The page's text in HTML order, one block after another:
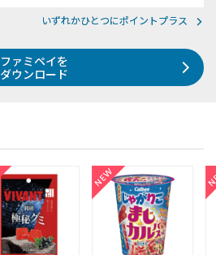
いずれかひとつにポイントプラス
ファミペイを
ダウンロード